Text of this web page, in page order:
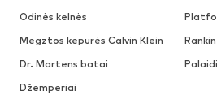
Odinės kelnės
Megztos kepurės Calvin Klein
Dr. Martens batai
Džemperiai